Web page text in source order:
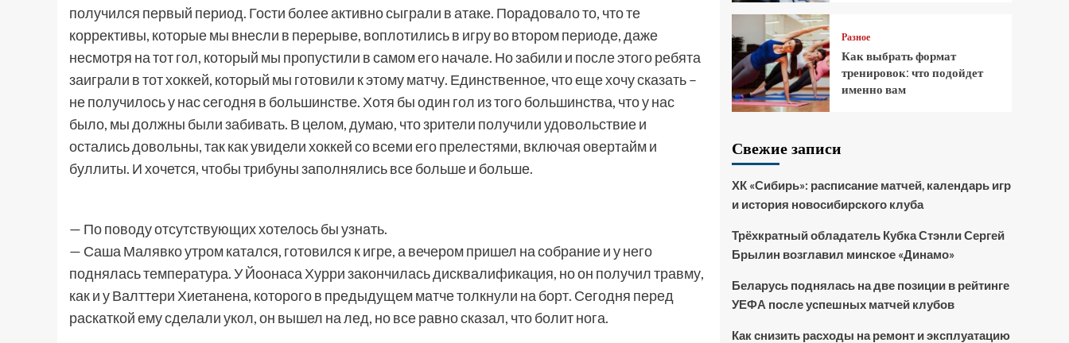
получился первый период. Гости более активно сыграли в атаке. Порадовало то, что те
коррективы, которые мы внесли в перерыве, воплотились в игру во втором периоде, даже
несмотря на тот гол, который мы пропустили в самом его начале. Но забили и после этого ребята
заиграли в тот хоккей, который мы готовили к этому матчу. Единственное, что еще хочу сказать –
не получилось у нас сегодня в большинстве. Хотя бы один гол из того большинства, что у нас
было, мы должны были забивать. В целом, думаю, что зрители получили удовольствие и
остались довольны, так как увидели хоккей со всеми его прелестями, включая овертайм и
буллиты. И хочется, чтобы трибуны заполнялись все больше и больше.
— По поводу отсутствующих хотелось бы узнать.
— Саша Малявко утром катался, готовился к игре, а вечером пришел на собрание и у него
поднялась температура. У Йоонаса Хурри закончилась дисквалификация, но он получил травму,
как и у Валттери Хиетанена, которого в предыдущем матче толкнули на борт. Сегодня перед
раскаткой ему сделали укол, он вышел на лед, но все равно сказал, что болит нога.
Разное
Как выбрать формат
тренировок: что подойдет
именно вам
Свежие записи
ХК «Сибирь»: расписание матчей, календарь игр
и история новосибирского клуба
Трёхкратный обладатель Кубка Стэнли Сергей
Брылин возглавил минское «Динамо»
Беларусь поднялась на две позиции в рейтинге
УЕФА после успешных матчей клубов
Как снизить расходы на ремонт и эксплуатацию